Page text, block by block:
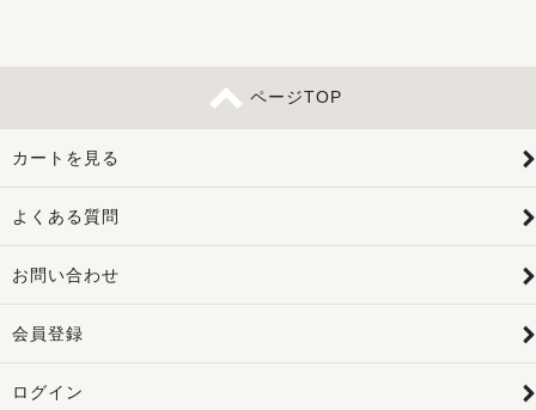
ページTOP
カートを見る
よくある質問
お問い合わせ
会員登録
ログイン